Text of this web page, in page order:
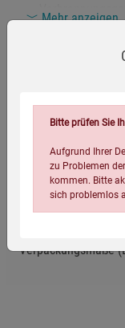
Griffe während
Nicht
Vor dem
einbrennen -
Pfanne nur mit
Topflappen
sicherem Stand
Mehr anzeigen
Verpackungsmaße
Bitte prüfen Sie
Aufgrund Ihrer
zu Problemen
kommen. Bitte
sich problemlos